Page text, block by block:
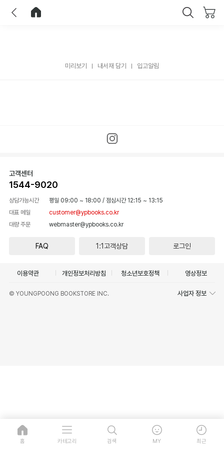
미리보기 내서재 담기 입고알림
고객센터
1544-9020
상담가능시간 평일 09:00 ~ 18:00 / 점심시간 12:15 ~ 13:15
대표 메일
customer@ypbooks.co.kr
대량 주문
webmaster@ypbooks.co.kr
FAQ 1:1고객상담 로그인
이용약관 개인정보처리방침 청소년보호정책 영상정보
© YOUNGPOONG BOOKSTORE INC. 사업자 정보
홈 카테고리 검색 MY 최근